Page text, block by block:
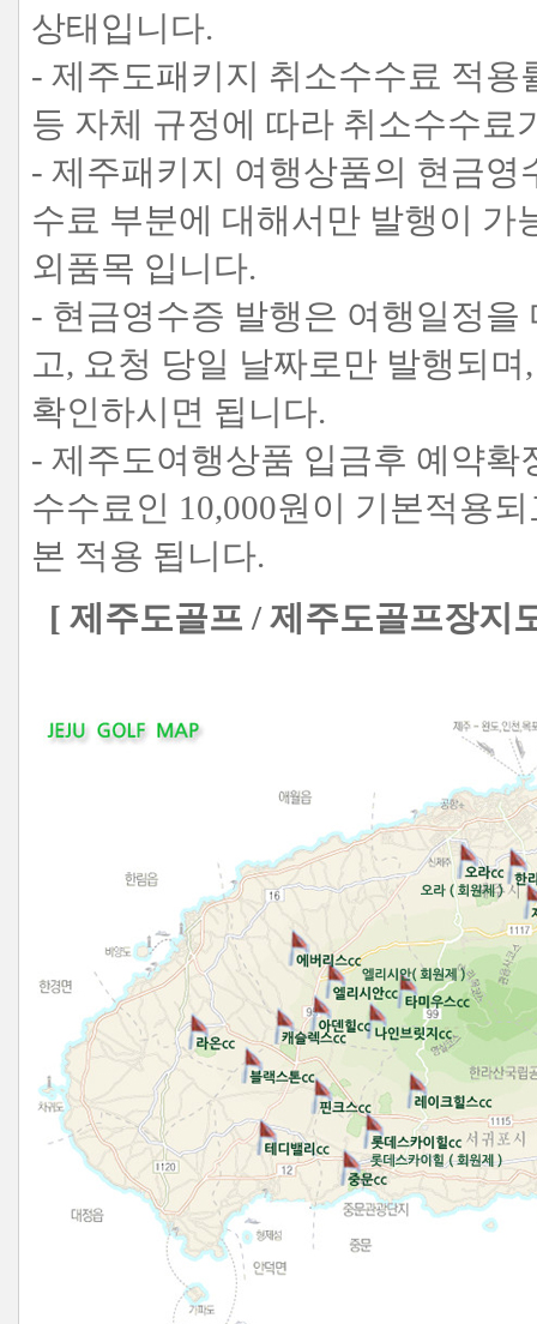
상태입니다.
- 제주도패키지 취소수수료 적
등 자체 규정에 따라 취소수수료
- 제주패키지 여행상품의 현금
수료 부분에 대해서만 발행이
외품목 입니다.
- 현금영수증 발행은 여행일정
고, 요청 당일 날짜로만 발행되
확인하시면 됩니다.
- 제주도여행상품 입금후 예약
수수료인 10,000원이 기본적용
본 적용 됩니다.
[ 제주도골프 / 제주도골프장지